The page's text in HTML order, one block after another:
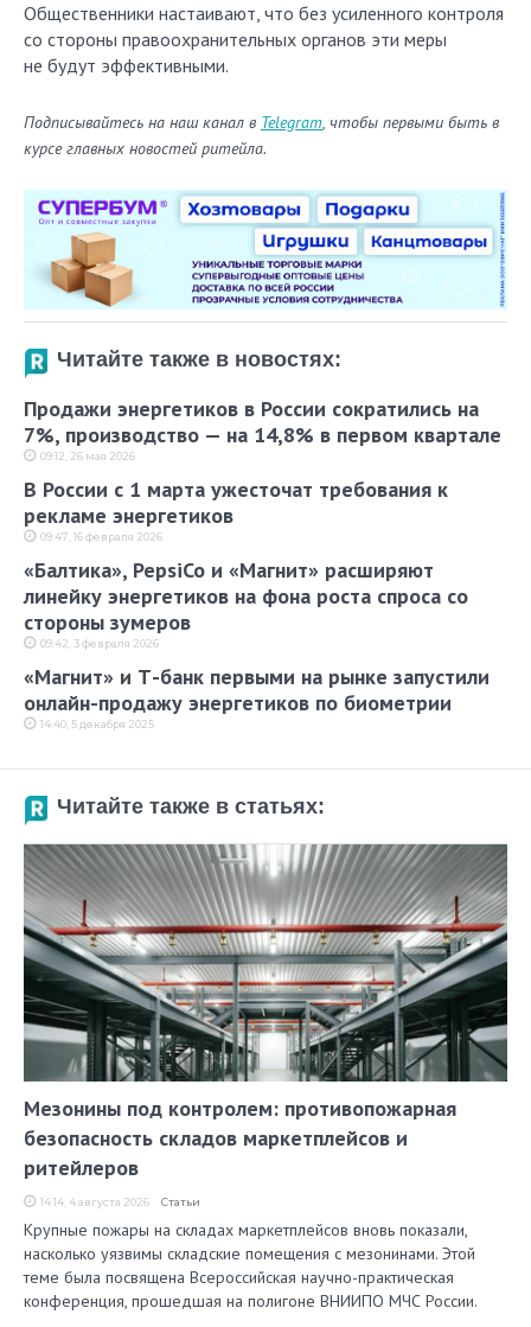
Общественники настаивают, что без усиленного контроля
со стороны правоохранительных органов эти меры
не будут эффективными.
Подписывайтесь на наш канал в Telegram, чтобы первыми быть в
курсе главных новостей ритейла.
Читайте также в новостях:
Продажи энергетиков в России сократились на
7%, производство — на 14,8% в первом квартале
09:12, 26 мая 2026
В России с 1 марта ужесточат требования к
рекламе энергетиков
09:47, 16 февраля 2026
«Балтика», PepsiCo и «Магнит» расширяют
линейку энергетиков на фона роста спроса со
стороны зумеров
09:42, 3 февраля 2026
«Магнит» и Т-банк первыми на рынке запустили
онлайн-продажу энергетиков по биометрии
14:40, 5 декабря 2025
Читайте также в статьях:
Мезонины под контролем: противопожарная
безопасность складов маркетплейсов и
ритейлеров
14:14, 4 августа 2026 Статьи
Крупные пожары на складах маркетплейсов вновь показали,
насколько уязвимы складские помещения с мезонинами. Этой
теме была посвящена Всероссийская научно-практическая
конференция, прошедшая на полигоне ВНИИПО МЧС России.